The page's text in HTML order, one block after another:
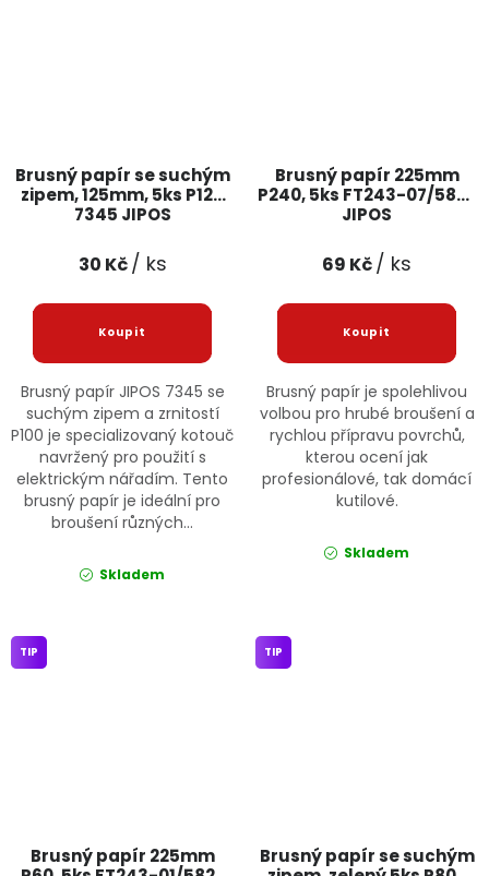
Brusný papír se suchým
zipem, 125mm, 5ks P120
7345 JIPOS
30 Kč/ ks
Brusný papír JIPOS 7345 se
suchým zipem a zrnitostí
P100 je specializovaný kotouč
navržený pro použití s
elektrickým nářadím. Tento
brusný papír je ideální pro
broušení různých...
Skladem
Brusný papír 225mm
P240, 5ks FT243-07/5827
JIPOS
69 Kč/ ks
Brusný papír je spolehlivou
volbou pro hrubé broušení a
rychlou přípravu povrchů,
kterou ocení jak
profesionálové, tak domácí
kutilové.
Skladem
Brusný papír 225mm
TIP
Brusný papír se suchým
TIP